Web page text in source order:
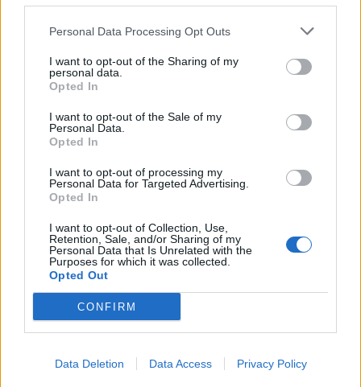
Personal Data Processing Opt Outs
I want to opt-out of the Sharing of my
personal data.
Opted In
I want to opt-out of the Sale of my
Personal Data.
Opted In
I want to opt-out of processing my
Personal Data for Targeted Advertising.
Opted In
I want to opt-out of Collection, Use,
Retention, Sale, and/or Sharing of my
Personal Data that Is Unrelated with the
Purposes for which it was collected.
Opted Out
CONFIRM
Data Deletion Data Access Privacy Policy